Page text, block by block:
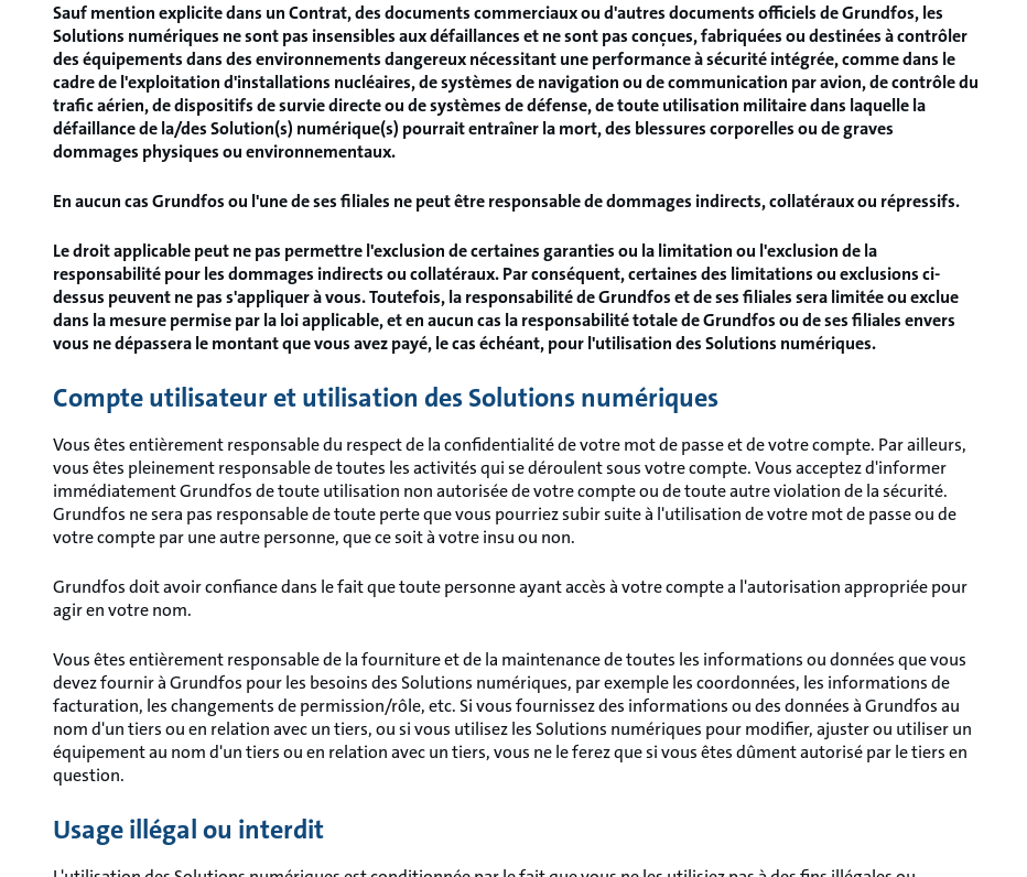
Sauf mention explicite dans un Contrat, des documents commerciaux ou d'autres documents officiels de Grundfos, les
Solutions numériques ne sont pas insensibles aux défaillances et ne sont pas conçues, fabriquées ou destinées à contrôler
des équipements dans des environnements dangereux nécessitant une performance à sécurité intégrée, comme dans le
cadre de l'exploitation d'installations nucléaires, de systèmes de navigation ou de communication par avion, de contrôle du
trafic aérien, de dispositifs de survie directe ou de systèmes de défense, de toute utilisation militaire dans laquelle la
défaillance de la/des Solution(s) numérique(s) pourrait entraîner la mort, des blessures corporelles ou de graves
dommages physiques ou environnementaux.
En aucun cas Grundfos ou l'une de ses filiales ne peut être responsable de dommages indirects, collatéraux ou répressifs.
Le droit applicable peut ne pas permettre l'exclusion de certaines garanties ou la limitation ou l'exclusion de la
responsabilité pour les dommages indirects ou collatéraux. Par conséquent, certaines des limitations ou exclusions ci-
dessus peuvent ne pas s'appliquer à vous. Toutefois, la responsabilité de Grundfos et de ses filiales sera limitée ou exclue
dans la mesure permise par la loi applicable, et en aucun cas la responsabilité totale de Grundfos ou de ses filiales envers
vous ne dépassera le montant que vous avez payé, le cas échéant, pour l'utilisation des Solutions numériques.
Compte utilisateur et utilisation des Solutions numériques
Vous êtes entièrement responsable du respect de la confidentialité de votre mot de passe et de votre compte. Par ailleurs,
vous êtes pleinement responsable de toutes les activités qui se déroulent sous votre compte. Vous acceptez d'informer
immédiatement Grundfos de toute utilisation non autorisée de votre compte ou de toute autre violation de la sécurité.
Grundfos ne sera pas responsable de toute perte que vous pourriez subir suite à l'utilisation de votre mot de passe ou de
votre compte par une autre personne, que ce soit à votre insu ou non.
Grundfos doit avoir confiance dans le fait que toute personne ayant accès à votre compte a l'autorisation appropriée pour
agir en votre nom.
Vous êtes entièrement responsable de la fourniture et de la maintenance de toutes les informations ou données que vous
devez fournir à Grundfos pour les besoins des Solutions numériques, par exemple les coordonnées, les informations de
facturation, les changements de permission/rôle, etc. Si vous fournissez des informations ou des données à Grundfos au
nom d'un tiers ou en relation avec un tiers, ou si vous utilisez les Solutions numériques pour modifier, ajuster ou utiliser un
équipement au nom d'un tiers ou en relation avec un tiers, vous ne le ferez que si vous êtes dûment autorisé par le tiers en
question.
Usage illégal ou interdit